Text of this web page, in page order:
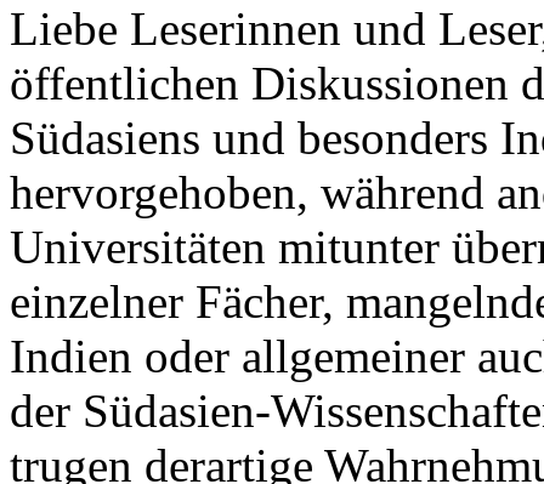
Liebe Leserinnen und
öffentlichen Diskussionen
Südasiens und besonders
hervorgehoben, während
Universitäten mitunter
einzelner Fächer,
Indien oder allgemeiner
der Südasien-
trugen derartige